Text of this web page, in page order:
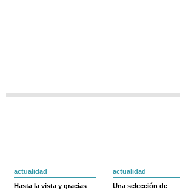
actualidad
Hasta la vista y gracias
actualidad
Una selección de